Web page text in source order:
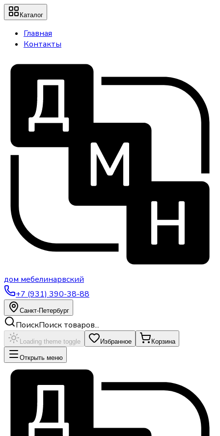
Каталог
Главная
Контакты
дом мебелинарвский
+7 (931) 390-38-88
Санкт-Петербург
ПоискПоиск товаров...
Loading theme toggle Избранное Корзина
Открыть меню